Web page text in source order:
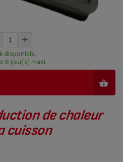
de chaleur
cuisson
+
disponible.
6 jour(s) maxi.